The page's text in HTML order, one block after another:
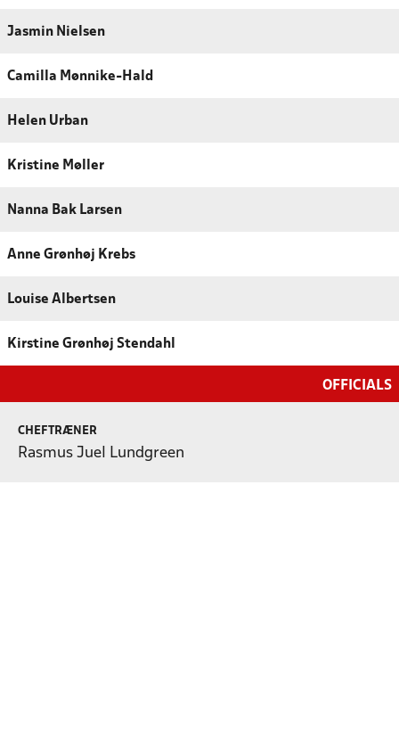
Jasmin Nielsen
Camilla Mønnike-Hald
Helen Urban
Kristine Møller
Nanna Bak Larsen
Anne Grønhøj Krebs
Louise Albertsen
Kirstine Grønhøj Stendahl
OFFICIALS
CHEFTRÆNER
Rasmus Juel Lundgreen